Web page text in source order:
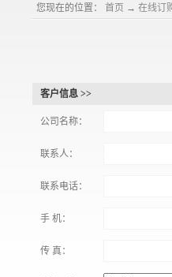
您现在的位置： 首页 → 在线订
客户信息 >>
公司名称：
联系人：
联系电话：
手 机：
传 真：